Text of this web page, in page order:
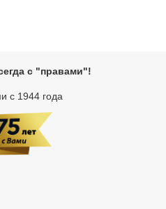
с "правами"!
с 1944 года